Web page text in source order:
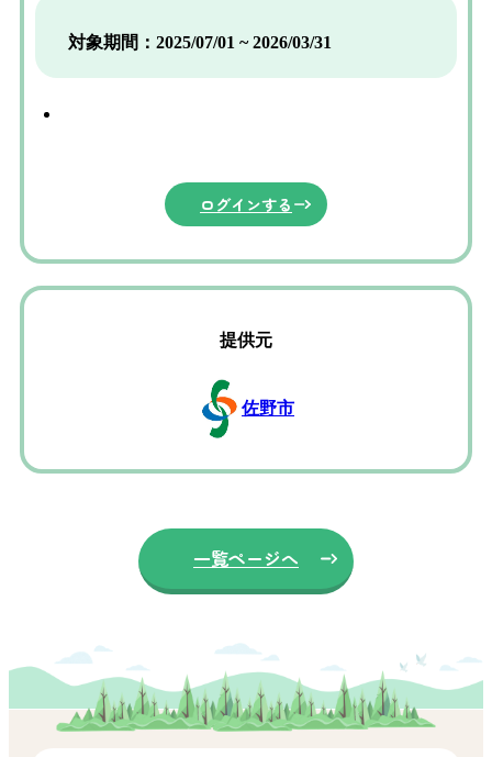
対象期間：2025/07/01 ~ 2026/03/31
ログインする
提供元
佐野市
一覧ページへ